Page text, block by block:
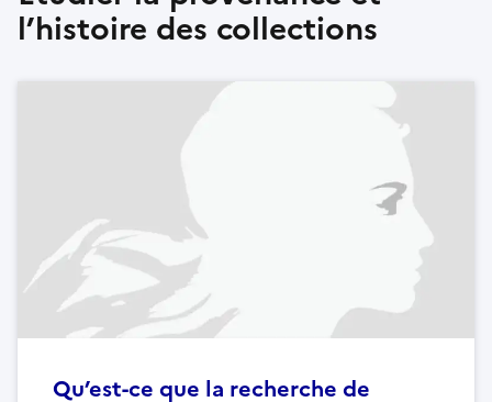
l’histoire des collections
Qu’est-ce que la recherche de